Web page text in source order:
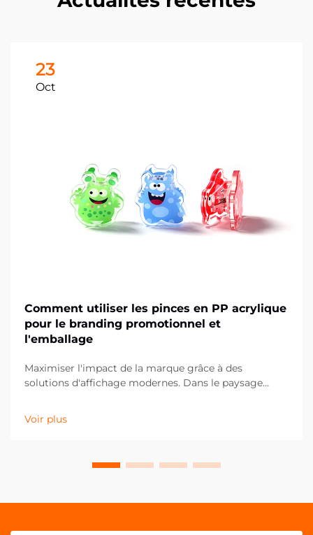
23
Oct
Comment utiliser les pinces en PP acrylique
pour le branding promotionnel et
l'emballage
Maximiser l'impact de la marque grâce à des
solutions d'affichage modernes. Dans le paysage
marketing, les moindres détails peuvent faire la plus
grande différence dans la présentation de la marque.
Voir plus